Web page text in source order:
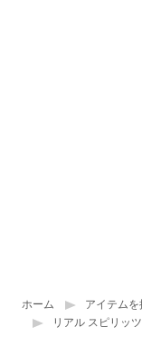
ホーム アイテムを
リアル スピリッ